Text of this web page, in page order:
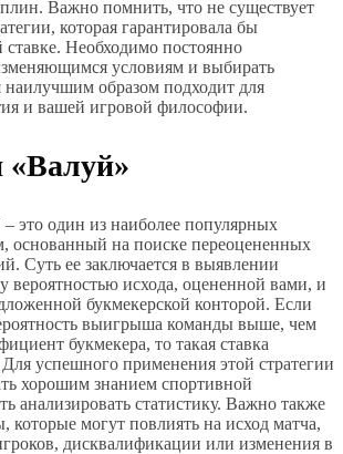
Важно помнить, что не существует
которая гарантировала бы
Необходимо постоянно
условиям и выбирать
наилучшим образом подходит для
и вашей игровой философии.
«Валуй»
это один из наиболее популярных
основанный на поиске переоцененных
Суть ее заключается в выявлении
вероятностью исхода, оцененной вами, и
букмекерской конторой. Если
выигрыша команды выше, чем
букмекера, то такая ставка
Для успешного применения этой стратегии
хорошим знанием спортивной
анализировать статистику. Важно также
которые могут повлиять на исход матча,
дисквалификации или изменения в